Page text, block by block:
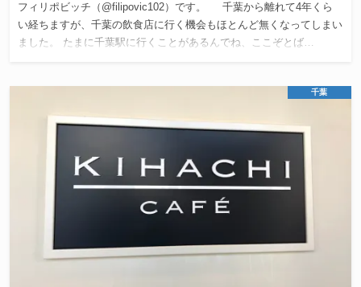
フィリポビッチ（@filipovic102）です。 千葉から離れて4年くら
い経ちますが、千葉の飲食店に行く機会もほとんど無くなってしまい
ました。 たまに千葉駅に行くことがあるんでね、ここぞとば…
千葉